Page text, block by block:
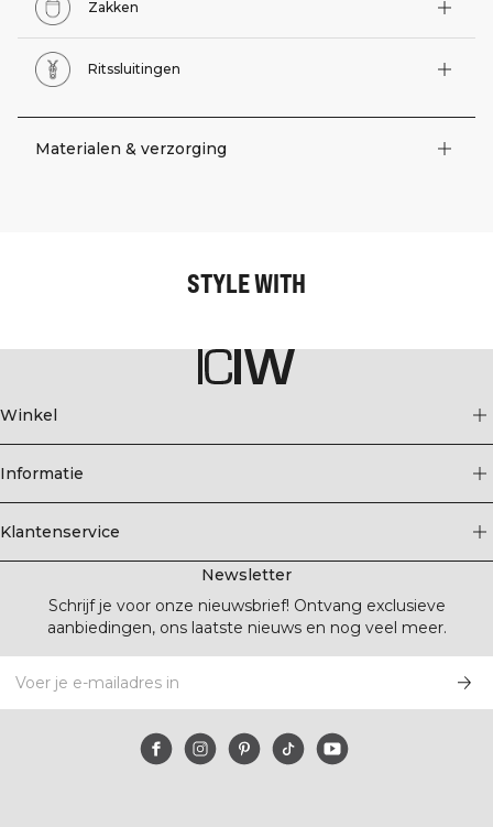
Zakken
Ritssluitingen
Materialen & verzorging
STYLE WITH
Winkel
Informatie
Klantenservice
Newsletter
Schrijf je voor onze nieuwsbrief! Ontvang exclusieve
aanbiedingen, ons laatste nieuws en nog veel meer.